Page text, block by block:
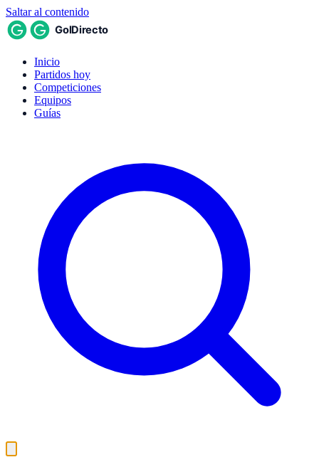
Saltar al contenido
Inicio
Partidos hoy
Competiciones
Equipos
Guías